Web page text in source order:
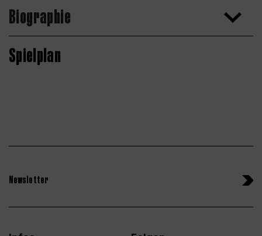
Biographie
Spielplan
Newsletter